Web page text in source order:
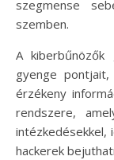
szegmense
szemben.
A kiberbűnözők
gyenge
érzékeny
rendszere,
intézkedésekkel,
hackerek